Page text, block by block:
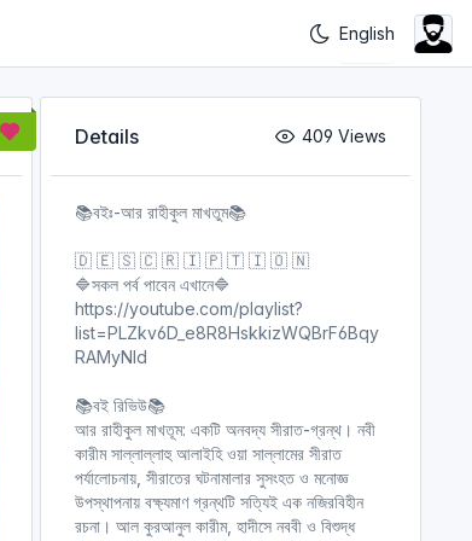
Details 409 Views
📚বইঃ-আর রাহীকুল মাখতুম📚
🇩 🇪 🇸 🇨 🇷 🇮 🇵 🇹 🇮 🇴 🇳
🔷সকল পর্ব পাবেন এখানে🔷
https://youtube.com/playlist?
list=PLZkv6D_e8R8HskkizWQBrF6Bqy
RAMyNld
📚বই রিভিউ📚
আর রাহীকুল মাখতূম: একটি অনবদ্য সীরাত-গ্রন্থ। নবী
কারীম সাল্লাল্লাহু আলাইহি ওয়া সাল্লামের সীরাত
পর্যালোচনায়, সীরাতের ঘটনামালার সুসংহত ও মনোজ্ঞ
উপস্থাপনায় বক্ষ্যমাণ গ্রন্থটি সত্যিই এক নজিরবিহীন
রচনা। আল কুরআনুল কারীম, হাদীসে নববী ও বিশুদ্ধ